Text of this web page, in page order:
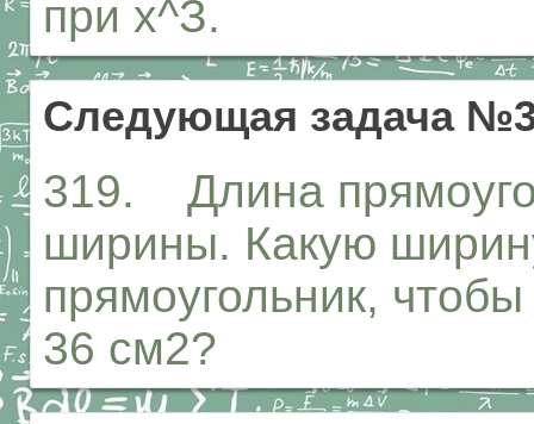
при х^З.
Следующая задача
319. Длина
ширины. Какую
прямоугольник,
36 см2?